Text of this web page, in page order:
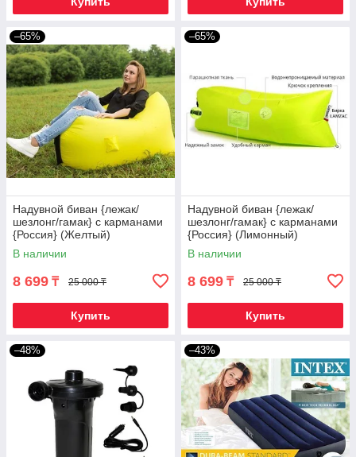
–65%
Надувной биван {лежак/
шезлонг/гамак} с карманами
{Россия} (Желтый)
В наличии
8 699 ₸ 25 000 ₸
Купить
–65%
Надувной биван {лежак/
шезлонг/гамак} с карманами
{Россия} (Лимонный)
В наличии
8 699 ₸ 25 000 ₸
Купить
–48% –43%